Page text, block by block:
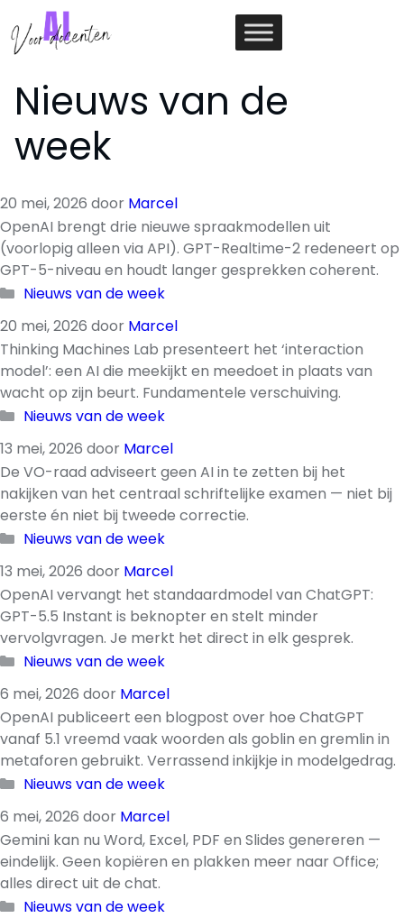
naar
de
Nieuws van de
week
20 mei, 2026 door Marcel
OpenAI brengt drie nieuwe spraakmodellen uit
(voorlopig alleen via API). GPT-Realtime-2 redeneert op
GPT-5-niveau en houdt langer gesprekken coherent.
Categorieën
Nieuws van de week
20 mei, 2026 door Marcel
Thinking Machines Lab presenteert het ‘interaction
model’: een AI die meekijkt en meedoet in plaats van
wacht op zijn beurt. Fundamentele verschuiving.
Categorieën
Nieuws van de week
13 mei, 2026 door Marcel
De VO-raad adviseert geen AI in te zetten bij het
nakijken van het centraal schriftelijke examen — niet bij
eerste én niet bij tweede correctie.
Categorieën
Nieuws van de week
13 mei, 2026 door Marcel
OpenAI vervangt het standaardmodel van ChatGPT:
GPT-5.5 Instant is beknopter en stelt minder
vervolgvragen. Je merkt het direct in elk gesprek.
Categorieën
Nieuws van de week
6 mei, 2026 door Marcel
OpenAI publiceert een blogpost over hoe ChatGPT
vanaf 5.1 vreemd vaak woorden als goblin en gremlin in
metaforen gebruikt. Verrassend inkijkje in modelgedrag.
Categorieën
Nieuws van de week
6 mei, 2026 door Marcel
Gemini kan nu Word, Excel, PDF en Slides genereren —
eindelijk. Geen kopiëren en plakken meer naar Office;
alles direct uit de chat.
Categorieën
Nieuws van de week